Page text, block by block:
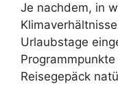
Je nachdem, in
Urlaubstage
Reisegepäck